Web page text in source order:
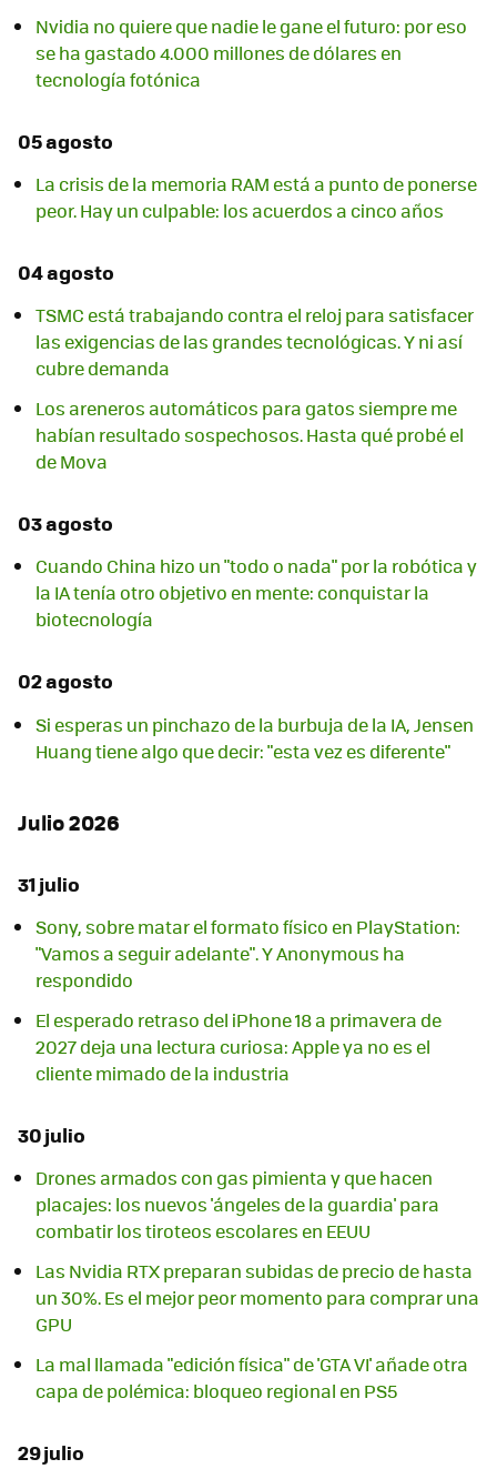
Nvidia no quiere que nadie le gane el futuro: por eso
se ha gastado 4.000 millones de dólares en
tecnología fotónica
05 agosto
La crisis de la memoria RAM está a punto de ponerse
peor. Hay un culpable: los acuerdos a cinco años
04 agosto
TSMC está trabajando contra el reloj para satisfacer
las exigencias de las grandes tecnológicas. Y ni así
cubre demanda
Los areneros automáticos para gatos siempre me
habían resultado sospechosos. Hasta qué probé el
de Mova
03 agosto
Cuando China hizo un "todo o nada" por la robótica y
la IA tenía otro objetivo en mente: conquistar la
biotecnología
02 agosto
Si esperas un pinchazo de la burbuja de la IA, Jensen
Huang tiene algo que decir: "esta vez es diferente"
Julio 2026
31 julio
Sony, sobre matar el formato físico en PlayStation:
"Vamos a seguir adelante". Y Anonymous ha
respondido
El esperado retraso del iPhone 18 a primavera de
2027 deja una lectura curiosa: Apple ya no es el
cliente mimado de la industria
30 julio
Drones armados con gas pimienta y que hacen
placajes: los nuevos 'ángeles de la guardia' para
combatir los tiroteos escolares en EEUU
Las Nvidia RTX preparan subidas de precio de hasta
un 30%. Es el mejor peor momento para comprar una
GPU
La mal llamada "edición física" de 'GTA VI' añade otra
capa de polémica: bloqueo regional en PS5
29 julio